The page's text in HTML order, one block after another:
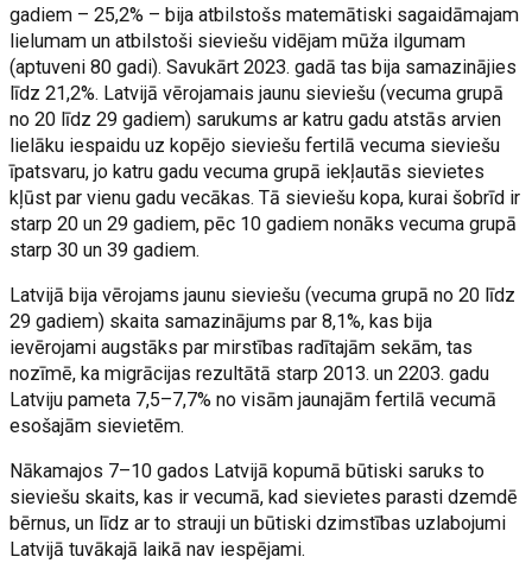
gadiem – 25,2% – bija atbilstošs matemātiski sagaidāmajam
lielumam un atbilstoši sieviešu vidējam mūža ilgumam
(aptuveni 80 gadi). Savukārt 2023. gadā tas bija samazinājies
līdz 21,2%. Latvijā vērojamais jaunu sieviešu (vecuma grupā
no 20 līdz 29 gadiem) sarukums ar katru gadu atstās arvien
lielāku iespaidu uz kopējo sieviešu fertilā vecuma sieviešu
īpatsvaru, jo katru gadu vecuma grupā iekļautās sievietes
kļūst par vienu gadu vecākas. Tā sieviešu kopa, kurai šobrīd ir
starp 20 un 29 gadiem, pēc 10 gadiem nonāks vecuma grupā
starp 30 un 39 gadiem.
Latvijā bija vērojams jaunu sieviešu (vecuma grupā no 20 līdz
29 gadiem) skaita samazinājums par 8,1%, kas bija
ievērojami augstāks par mirstības radītajām sekām, tas
nozīmē, ka migrācijas rezultātā starp 2013. un 2203. gadu
Latviju pameta 7,5–7,7% no visām jaunajām fertilā vecumā
esošajām sievietēm.
Nākamajos 7–10 gados Latvijā kopumā būtiski saruks to
sieviešu skaits, kas ir vecumā, kad sievietes parasti dzemdē
bērnus, un līdz ar to strauji un būtiski dzimstības uzlabojumi
Latvijā tuvākajā laikā nav iespējami.